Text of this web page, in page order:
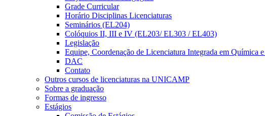
Grade Curricular
Horário Disciplinas Licenciaturas
Seminários (EL204)
Colóquios II, III e IV (EL203/ EL303 / EL403)
Legislação
Equipe, Coordenação de Licenciatura Integrada em Química
DAC
Contato
Outros cursos de licenciaturas na UNICAMP
Sobre a graduação
Formas de ingresso
Estágios